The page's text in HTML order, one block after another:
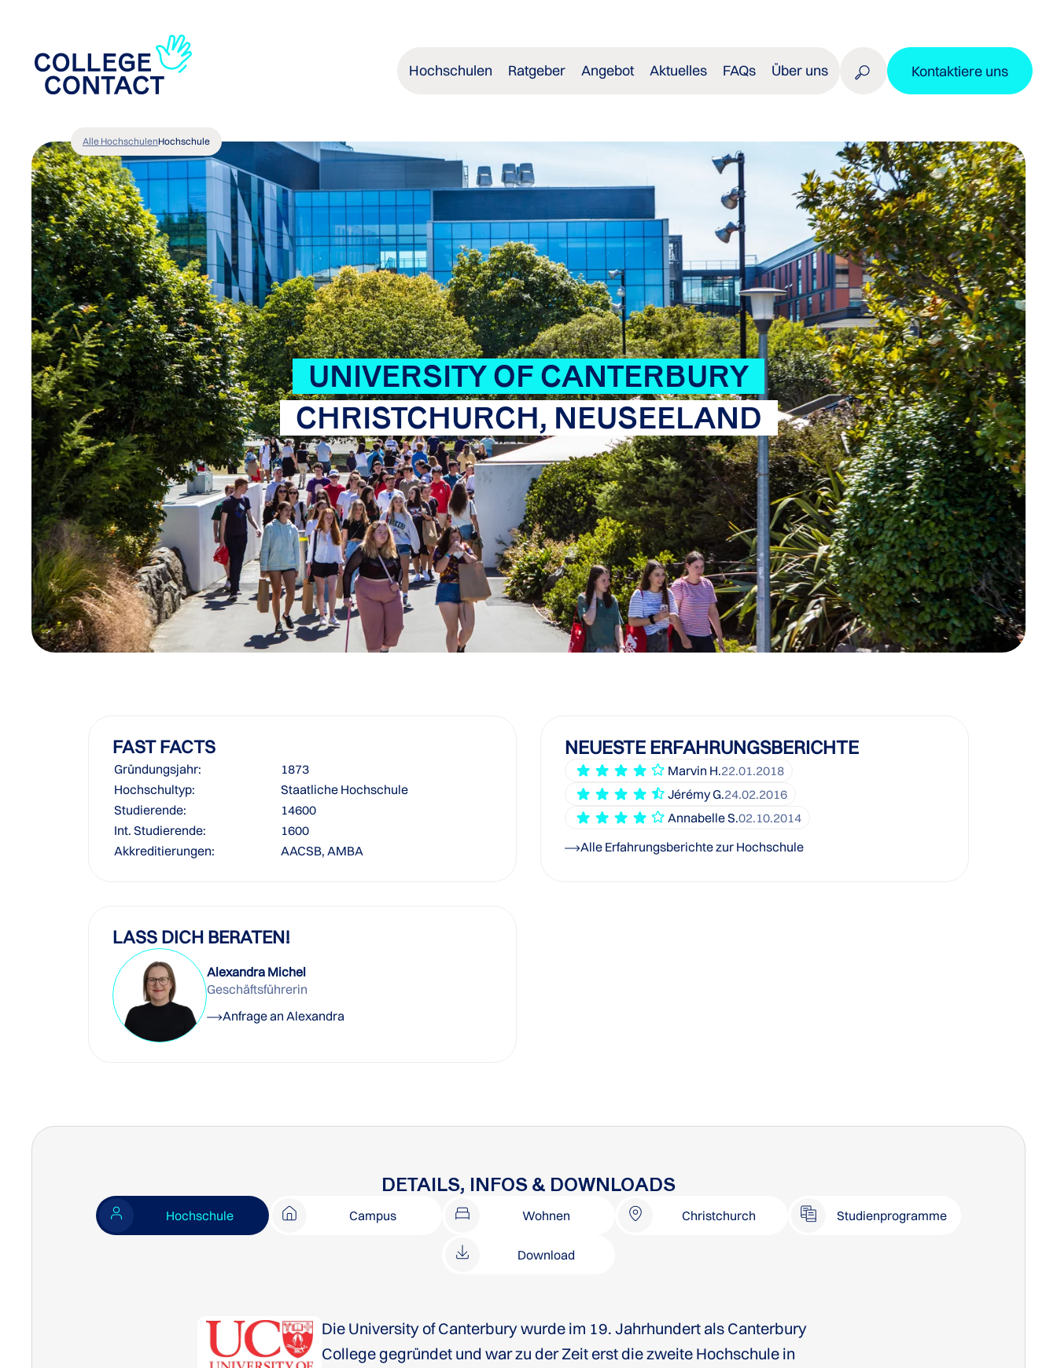
Hochschulen Ratgeber Angebot Aktuelles FAQs Über uns Kontaktiere uns
Alle HochschulenHochschule
UNIVERSITY OF CANTERBURY
CHRISTCHURCH, NEUSEELAND
FAST FACTS
Gründungsjahr:
1873
Hochschultyp:
Staatliche Hochschule
Studierende:
14600
Int. Studierende:
1600
Akkreditierungen:
AACSB, AMBA
NEUESTE ERFAHRUNGSBERICHTE
Marvin H.22.01.2018
Jérémy G.24.02.2016
Annabelle S.02.10.2014
Alle Erfahrungsberichte zur Hochschule
LASS DICH BERATEN!
Alexandra Michel
Geschäftsführerin
Anfrage an Alexandra
DETAILS, INFOS & DOWNLOADS
Hochschule Campus Wohnen Christchurch Studienprogramme
Download
Die University of Canterbury wurde im 19. Jahrhundert als Canterbury
College gegründet und war zu der Zeit erst die zweite Hochschule in